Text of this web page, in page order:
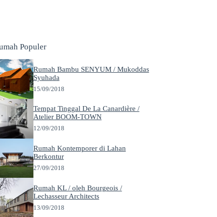
Populer
Rumah Bambu SENYUM / Mukoddas
Syuhada
15/09/2018
Tempat Tinggal De La Canardière /
Atelier BOOM-TOWN
12/09/2018
Rumah Kontemporer di Lahan
Berkontur
27/09/2018
Rumah KL / oleh Bourgeois /
Lechasseur Architects
13/09/2018